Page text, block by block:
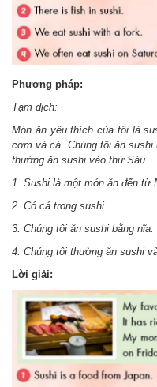
Phương pháp:
Tạm dịch:
Món ăn yêu thích của tôi là
cơm và cá. Chúng tôi ăn
thường ăn sushi vào thứ Sáu.
1. Sushi là một món ăn đến từ
2. Có cá trong sushi.
3. Chúng tôi ăn sushi bằng nĩa.
4. Chúng tôi thường ăn sushi
Lời giải: